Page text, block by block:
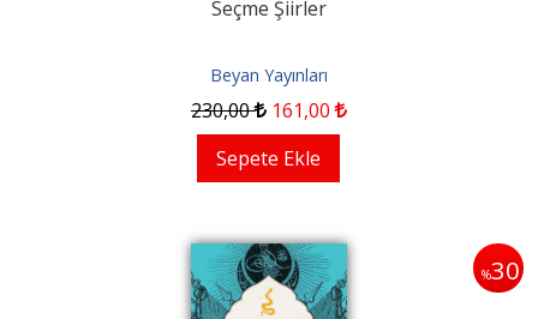
Seçme Şiirler
Beyan Yayınları
230,00 161,00
Sepete Ekle
%30